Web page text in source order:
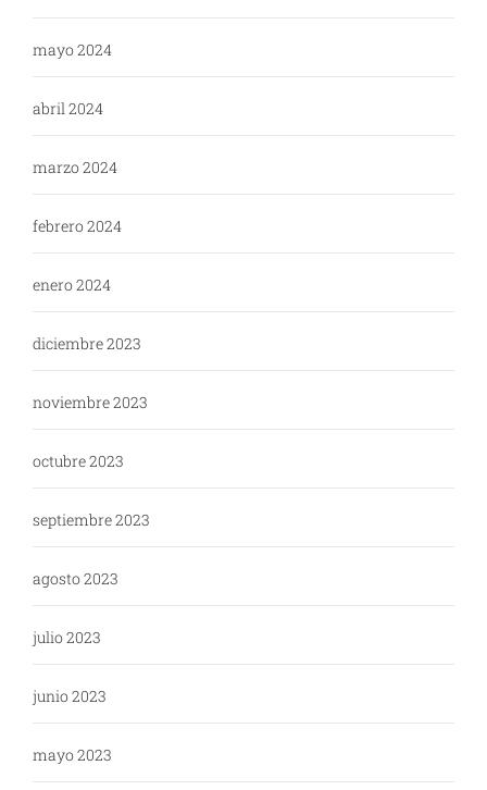
mayo 2024
abril 2024
marzo 2024
febrero 2024
enero 2024
diciembre 2023
noviembre 2023
octubre 2023
septiembre 2023
agosto 2023
julio 2023
junio 2023
mayo 2023